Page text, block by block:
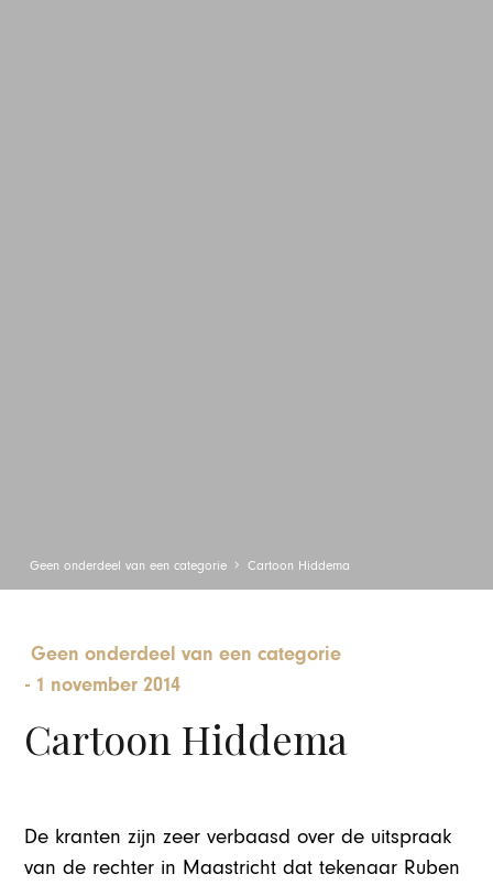
Geen onderdeel van een categorie Cartoon Hiddema
Geen onderdeel van een categorie
- 1 november 2014
Cartoon Hiddema
De kranten zijn zeer verbaasd over de uitspraak
van de rechter in Maastricht dat tekenaar Ruben